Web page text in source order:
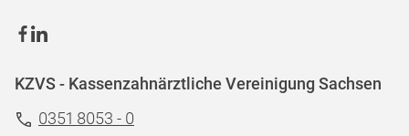
KZVS - Kassenzahnärztliche Vereinigung Sachsen
0351 8053 - 0